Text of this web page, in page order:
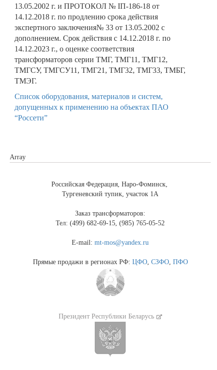
13.05.2002 г. и ПРОТОКОЛ № IП-186-18 от
14.12.2018 г. по продлению срока действия
экспертного заключения№ 33 от 13.05.2002 с
дополнением. Срок действия с 14.12.2018 г. по
14.12.2023 г., о оценке соответствия
трансформаторов серии ТМГ, ТМГ11, ТМГ12,
ТМГСУ, ТМГСУ11, ТМГ21, ТМГ32, ТМГ33, ТМБГ,
ТМЭГ.
Список оборудования, материалов и систем,
допущенных к применению на объектах ПАО
“Россети”
Array
Российская Федерация, Наро-Фоминск,
Тургеневский тупик, участок 1А
Заказ трансформаторов:
Тел: (499) 682-69-15, (985) 765-05-52
E-mail:mt-mos@yandex.ru
Прямые продажи в регионах РФ: ЦФО, СЗФО, ПФО
Президент Республики Беларусь